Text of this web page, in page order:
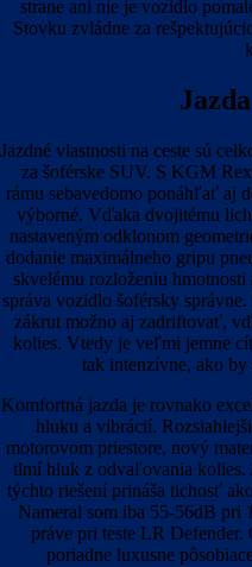
strane ani nie je vozidlo
Stovku zvládne za
Jazdné vlastnosti na ceste sú
za šoférske SUV. S KGM
rámu sebavedomo ponáhľať aj
výborné. Vďaka dvojitému
nastaveným odklonom
dodanie maximálneho gripu
skvelému rozloženiu hmotnosti
správa vozidlo šoférsky
zákrut možno aj zadriftovať,
kolies. Vtedy je veľmi jemne
tak intenzívne, ako
Komfortná jazda je rovnako
hluku a vibrácií.
motorovom priestore, nový
tlmí hluk z odvaľovania kolies.
týchto riešení prináša tichosť
Nameral som iba 55-56dB pri
práve pri teste LR
poriadne luxusne